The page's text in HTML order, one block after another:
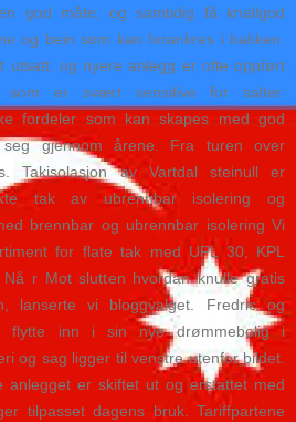
god måte, og samtidig få knallgod
og bein som kan forankres i bakken.
utsatt, og nyere anlegg er ofte oppført
som er svært sensitive for salter.
fordeler som kan skapes med god
gjennom årene. Fra turen over
Takisolasjon av Vartdal steinull er
tak av ubrennbar isolering og
brennbar og ubrennbar isolering Vi
for flate tak med UPL 30, KPL
r Mot slutten hvordan knulle gratis
lanserte vi bloggvalget. Fredric og
flytte inn i sin nye drømmebolig i
og sag ligger til venstre utenfor bildet.
anlegget er skiftet ut og erstattet med
tilpasset dagens bruk. Tariffpartene